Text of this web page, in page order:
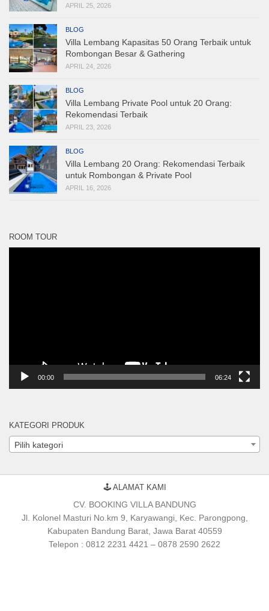
APRIL 25, 2026
BLOG
Villa Lembang Kapasitas 50 Orang Terbaik untuk
Rombongan Besar & Gathering
APRIL 24, 2026
BLOG
Villa Lembang Private Pool untuk 20 Orang:
Rekomendasi Terbaik
APRIL 23, 2026
BLOG
Villa Lembang 20 Orang: Rekomendasi Terbaik
untuk Rombongan & Private Pool
APRIL 16, 2026
ROOM TOUR
00:00 06:24
KATEGORI PRODUK
Pilih kategori
🕹 ALAMAT KAMI
CV. BOOKING VILLA BANDUNG
Jl. Kolonel Masturi No.km 9, Karyawangi, Kec. Parongpong,
Kabupaten Bandung Barat, Jawa Barat 40559
Telepon : 0812 2231 4421 – 0878 2590 2622